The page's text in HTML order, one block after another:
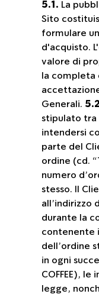
5.1. La
Sito
formulare
d'acquisto.
valore di
la completa
Generali.
stipulato tra
intendersi
parte del
ordine (cd.
numero
stesso. Il
all’indirizzo
durante la
contenente
dell’ordine
in ogni
COFFEE),
legge,